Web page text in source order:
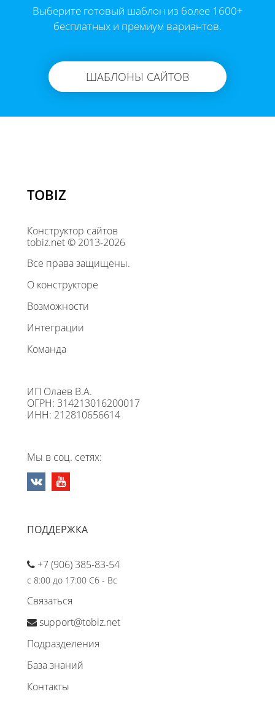
Выберите готовый шаблон из более 1600+
бесплатных и премиум вариантов.
ШАБЛОНЫ САЙТОВ
TOBIZ
Конструктор сайтов
tobiz.net © 2013-2026
Все права защищены.
О конструкторе
Возможности
Интеграции
Команда
ИП Олаев В.А.
ОГРН: 314213016200017
ИНН: 212810656614
Мы в соц. сетях:
ПОДДЕРЖКА
+7 (906) 385-83-54
с 8:00 до 17:00 Сб - Вс
Связаться
support@tobiz.net
Подразделения
База знаний
Контакты